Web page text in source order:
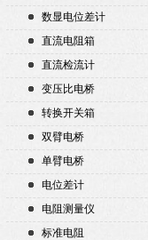
数显电位差计
直流电阻箱
直流检流计
变压比电桥
转换开关箱
双臂电桥
单臂电桥
电位差计
电阻测量仪
标准电阻